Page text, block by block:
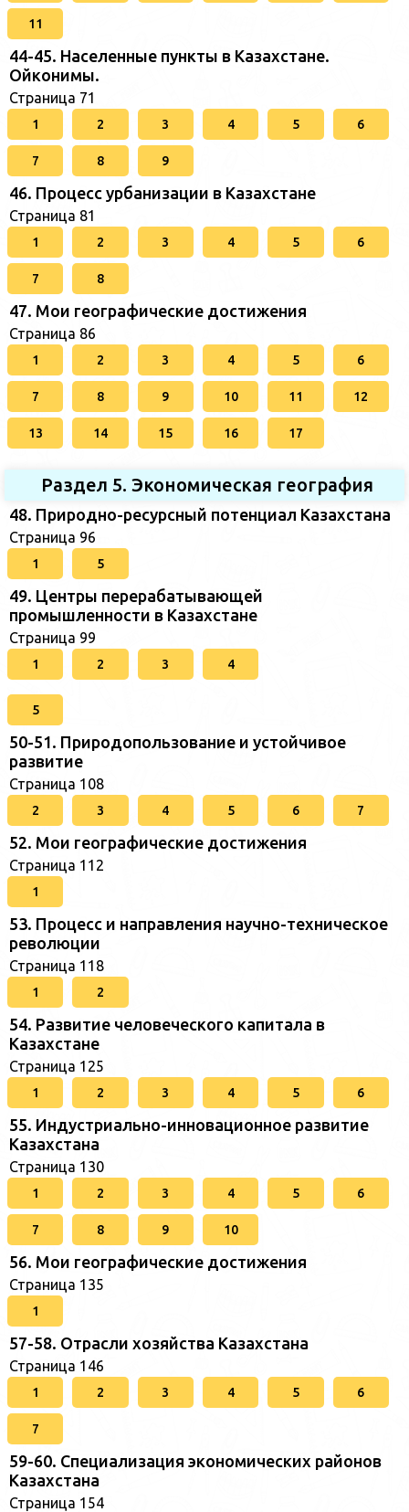
11
44-45. Населенные пункты в Казахстане.
Ойконимы.
Страница 71
1 2 3 4 5 6
7 8 9
46. Процесс урбанизации в Казахстане
Страница 81
1 2 3 4 5 6
7 8
47. Мои географические достижения
Страница 86
1 2 3 4 5 6
7 8 9 10 11 12
13 14 15 16 17
Раздел 5. Экономическая география
48. Природно-ресурсный потенциал Казахстана
Страница 96
1 5
49. Центры перерабатывающей
промышленности в Казахстане
Страница 99
1 2 3 4
5
50-51. Природопользование и устойчивое
развитие
Страница 108
2 3 4 5 6 7
52. Мои географические достижения
Страница 112
1
53. Процесс и направления научно-техническое
революции
Страница 118
1 2
54. Развитие человеческого капитала в
Казахстане
Страница 125
1 2 3 4 5 6
55. Индустриально-инновационное развитие
Казахстана
Страница 130
1 2 3 4 5 6
7 8 9 10
56. Мои географические достижения
Страница 135
1
57-58. Отрасли хозяйства Казахстана
Страница 146
1 2 3 4 5 6
7
59-60. Специализация экономических районов
Казахстана
Страница 154